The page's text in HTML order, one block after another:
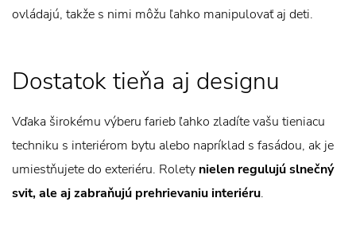
ovládajú, takže s nimi môžu ľahko manipulovať aj deti.
Dostatok tieňa aj designu
Vďaka širokému výberu farieb ľahko zladíte vašu tieniacu
techniku s interiérom bytu alebo napríklad s fasádou, ak je
umiestňujete do exteriéru. Rolety nielen regulujú slnečný
svit, ale aj zabraňujú prehrievaniu interiéru.